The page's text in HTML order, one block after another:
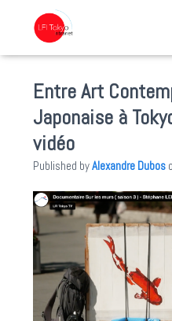
Entre Art
Japonaise à
vidéo
Published byAlexandre Dubos